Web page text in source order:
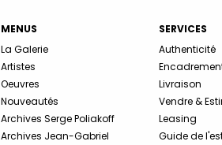
MENUS
La Galerie
Artistes
Oeuvres
Nouveautés
Archives Serge Poliakoff
Archives Jean-Gabriel
SERVICES
Authenticité
Livraison
Vendre &
Leasing
Guide de